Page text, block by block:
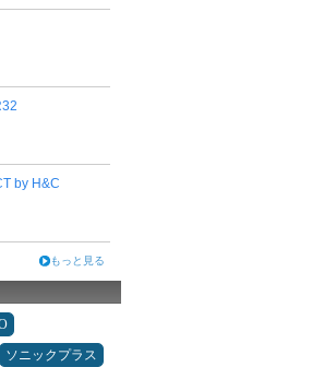
by H&C
もっと見る
ソニックプラス